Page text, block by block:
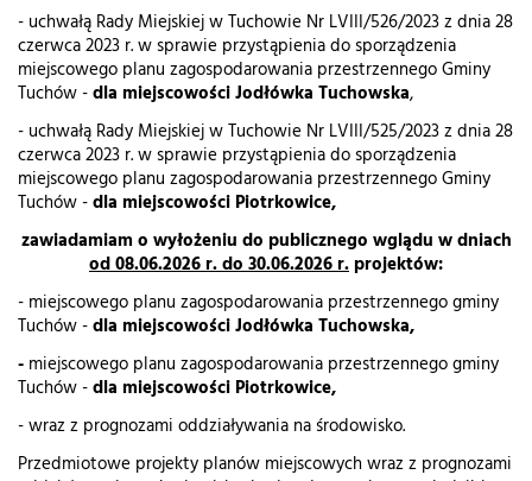
- uchwałą Rady Miejskiej w Tuchowie Nr LVIII/526/2023 z dnia 28
czerwca 2023 r. w sprawie przystąpienia do sporządzenia
miejscowego planu zagospodarowania przestrzennego Gminy
Tuchów -dla miejscowości Jodłówka Tuchowska,
- uchwałą Rady Miejskiej w Tuchowie Nr LVIII/525/2023 z dnia 28
czerwca 2023 r. w sprawie przystąpienia do sporządzenia
miejscowego planu zagospodarowania przestrzennego Gminy
Tuchów -dla miejscowości Piotrkowice,
zawiadamiam o wyłożeniu do publicznego wglądu w dniach
od 08.06.2026 r. do 30.06.2026 r.projektów:
- miejscowego planu zagospodarowania przestrzennego gminy
Tuchów -dla miejscowości Jodłówka Tuchowska,
- miejscowego planu zagospodarowania przestrzennego gminy
Tuchów -dla miejscowości Piotrkowice,
- wraz z prognozami oddziaływania na środowisko.
Przedmiotowe projekty planów miejscowych wraz z prognozami